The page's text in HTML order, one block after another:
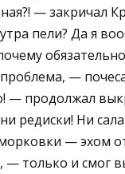
— закричал
пели? Да я
—
— продолжал
редиски! Ни
— эхом
— только и смог